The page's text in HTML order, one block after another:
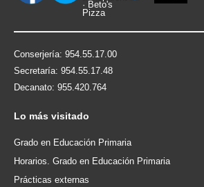
Conserjería: 954.55.17.00
Secretaría: 954.55.17.48
Decanato: 955.420.764
Lo más visitado
Grado en Educación Primaria
Horarios. Grado en Educación Primaria
Prácticas externas